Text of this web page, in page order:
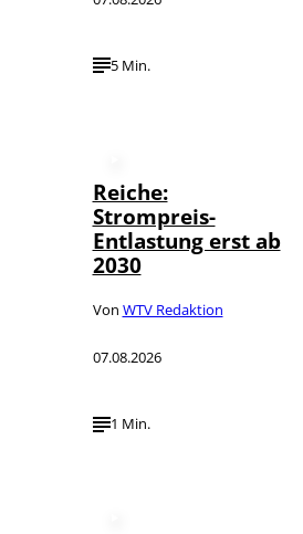
5 Min.
Reiche:
Strompreis-
Entlastung erst ab
2030
Von WTV Redaktion
07.08.2026
1 Min.